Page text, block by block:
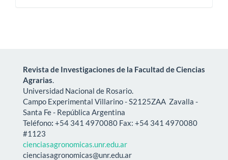
Revista de Investigaciones de la Facultad de Ciencias
Agrarias
Universidad Nacional de Rosario.
Campo Experimental Villarino - S2125ZAA Zavalla -
Santa Fe - República Argentina
Teléfono: +54 341 4970080 Fax: +54 341 4970080
#1123
cienciasagronomicas.unr.edu.ar
cienciasagronomicas@unr.edu.ar